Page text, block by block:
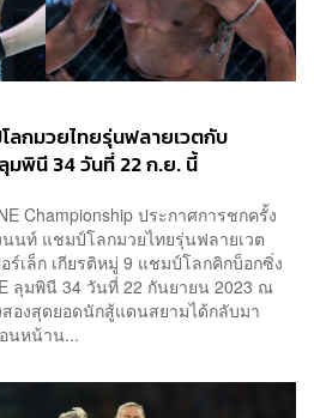
ลกมวยไทยรุ่นฟลายเวตกับ
ลุมพินี 34 วันที่ 22 ก.ย. นี้
Championship ประกาศการชกครั้ง
นนท์ แชมป์โลกมวยไทยรุ่นฟลายเวต
ร์เล็ก เกียรติหมู่ 9 แชมป์โลกคิกบ็อกซิ่ง
ลุมพินี 34 วันที่ 22 กันยายน 2023 ณ
องสุดยอดนักสู้แดนสยามได้กลับมา
นหน้าน...